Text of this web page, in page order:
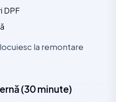
DPF
la remontare
(30 minute)